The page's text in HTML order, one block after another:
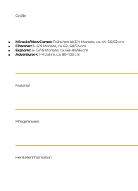
Größe
Miracle/NewComer:Frühchen bis 3/4 Monate, ca. 44–56/62 cm
Charmer:3–6/9 Monate, ca. 62–68/74 cm
Explorer:6–12/18 Monate, ca. 68–80/86 cm
Adventurer+:1–4 Jahre, ca. 80–100 cm
Material
Pflegehinweis
Herstellerinformation